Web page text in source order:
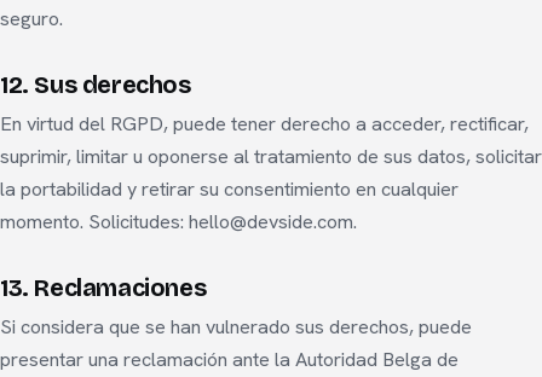
seguro.
12. Sus derechos
En virtud del RGPD, puede tener derecho a acceder, rectificar,
suprimir, limitar u oponerse al tratamiento de sus datos, solicitar
la portabilidad y retirar su consentimiento en cualquier
momento. Solicitudes: hello@devside.com.
13. Reclamaciones
Si considera que se han vulnerado sus derechos, puede
presentar una reclamación ante la Autoridad Belga de